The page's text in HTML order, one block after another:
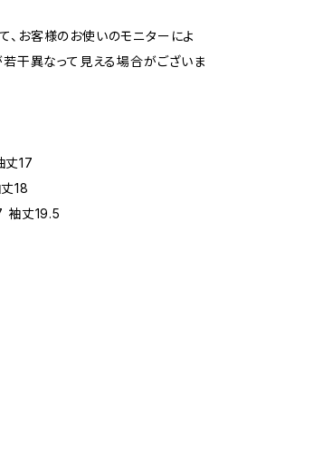
お客様のお使いのモニターによ
若干異なって見える場合がございま
17
18
袖丈19.5